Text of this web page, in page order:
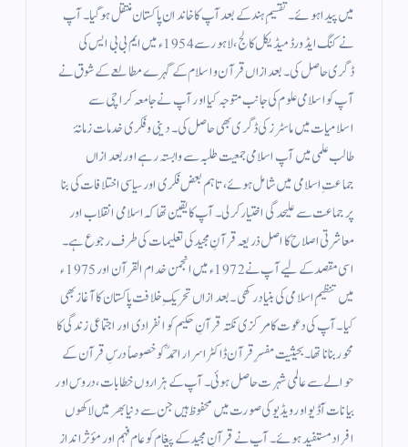
میں پیدا ہوئے۔ تقسیمِ ہند کے بعد آپ کا خاندان پاکستان منتقل ہو گیا۔ آپ
نے کنگ ایڈورڈ میڈیکل کالج، لاہور سے 1954ء میں ایم بی بی ایس کی
ڈگری حاصل کی۔ بعد ازاں قرآن و اسلام کے گہرے مطالعے کے شوق نے
آپ کو اسلامی علوم کی جانب متوجہ کیا اور آپ نے جامعہ کراچی سے
اسلامیات میں ماسٹرز کی ڈگری بھی حاصل کی۔ دینی و فکری خدمات زمانۂ
طالب علمی میں آپ اسلامی جمعیت طلبہ سے وابستہ رہے اور بعد ازاں
جماعتِ اسلامی میں شامل ہوئے، تاہم بعض فکری اور سیاسی اختلافات کی بنا
پر جماعت سے علیحدگی اختیار کر لی۔ آپ کا یقین تھا کہ اسلامی انقلاب اور
معاشرتی اصلاح کا اصل ذریعہ قرآنِ مجید کی تعلیمات کی طرف رجوع ہے۔
اسی مقصد کے لیے آپ نے 1972ء میں انجمن خدام القرآن اور 1975ء
میں تنظیمِ اسلامی کی بنیاد رکھی۔ بعد ازاں تحریکِ خلافت پاکستان کا آغاز بھی
کیا۔ آپ کی دعوت کا مرکزی نکتہ قرآنِ حکیم کو انفرادی اور اجتماعی زندگی کا
محور بنانا تھا۔ بحیثیت مفسرِ قرآن ڈاکٹر اسرار احمدؒ کو خصوصاً درسِ قرآن کے
حوالے سے عالمی شہرت حاصل ہوئی۔ آپ کے ہزاروں خطابات، دروس اور
بیانات آڈیو اور ویڈیو کی صورت میں محفوظ ہیں جن سے دنیا بھر میں لاکھوں
افراد مستفید ہوئے۔ آپ نے قرآنِ مجید کے پیغام کو عام فہم اور مؤثر انداز